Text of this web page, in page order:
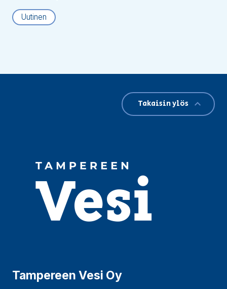
Uutinen
Tampereen Vesi Oy
Takaisin ylös